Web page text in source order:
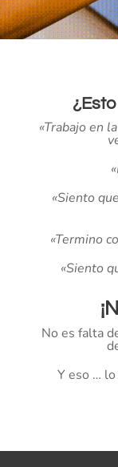
«Trabajo en
«Siento
«Termino
«Siento
No es falta
Y eso …